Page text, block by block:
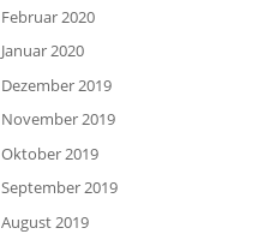
Februar 2020
Januar 2020
Dezember 2019
November 2019
Oktober 2019
September 2019
August 2019